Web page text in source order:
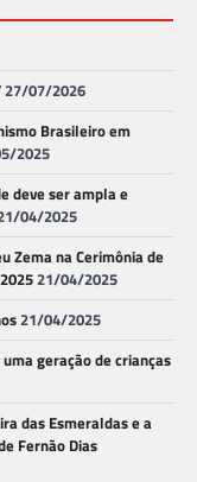
27/07/2026
Brasileiro em
2025
deve ser ampla e
04/2025
Zema na Cerimônia de
21/04/2025
21/04/2025
geração de crianças
das Esmeraldas e a
Fernão Dias